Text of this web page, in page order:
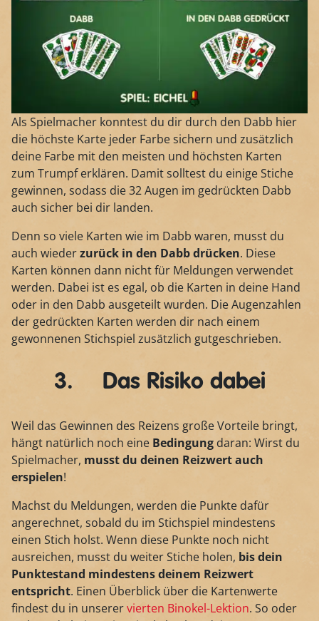
Als Spielmacher konntest du dir durch den Dabb hier
die höchste Karte jeder Farbe sichern und zusätzlich
deine Farbe mit den meisten und höchsten Karten
zum Trumpf erklären. Damit solltest du einige Stiche
gewinnen, sodass die 32 Augen im gedrückten Dabb
auch sicher bei dir landen.
Denn so viele Karten wie im Dabb waren, musst du
auch wiederzurück in den Dabb drücken. Diese
Karten können dann nicht für Meldungen verwendet
werden. Dabei ist es egal, ob die Karten in deine Hand
oder in den Dabb ausgeteilt wurden. Die Augenzahlen
der gedrückten Karten werden dir nach einem
gewonnenen Stichspiel zusätzlich gutgeschrieben.
3. Das Risiko dabei
Weil das Gewinnen des Reizens große Vorteile bringt,
hängt natürlich noch eine Bedingung daran: Wirst du
Spielmacher, musst du deinen Reizwert auch
erspielen!
Machst du Meldungen, werden die Punkte dafür
angerechnet, sobald du im Stichspiel mindestens
einen Stich holst. Wenn diese Punkte noch nicht
ausreichen, musst du weiter Stiche holen, bis dein
Punktestand mindestens deinem Reizwert
entspricht. Einen Überblick über die Kartenwerte
findest du in unserervierten Binokel-Lektion. So oder